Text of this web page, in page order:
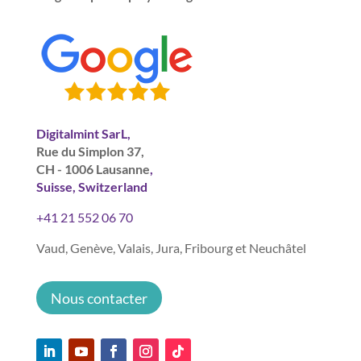
Digitalmint SarL,
Rue du Simplon 37,
CH - 1006 Lausanne,
Suisse, Switzerland
+41 21 552 06 70
Vaud, Genève, Valais, Jura, Fribourg et Neuchâtel
Nous contacter